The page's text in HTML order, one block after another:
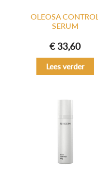
OLEOSA CONTROL
SERUM
€33,60
Lees verder